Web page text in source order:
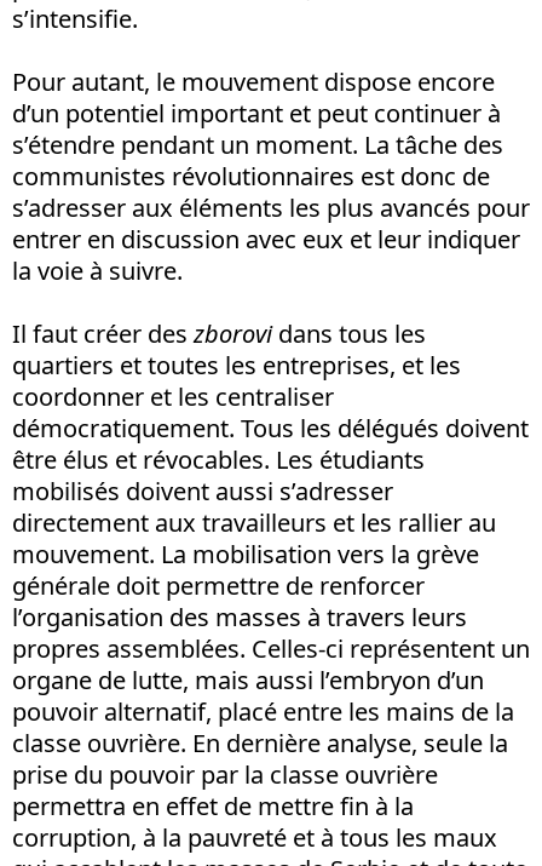
s’intensifie.
Pour autant, le mouvement dispose encore
d’un potentiel important et peut continuer à
s’étendre pendant un moment. La tâche des
communistes révolutionnaires est donc de
s’adresser aux éléments les plus avancés pour
entrer en discussion avec eux et leur indiquer
la voie à suivre.
Il faut créer deszborovidans tous les
quartiers et toutes les entreprises, et les
coordonner et les centraliser
démocratiquement. Tous les délégués doivent
être élus et révocables. Les étudiants
mobilisés doivent aussi s’adresser
directement aux travailleurs et les rallier au
mouvement. La mobilisation vers la grève
générale doit permettre de renforcer
l’organisation des masses à travers leurs
propres assemblées. Celles-ci représentent un
organe de lutte, mais aussi l’embryon d’un
pouvoir alternatif, placé entre les mains de la
classe ouvrière. En dernière analyse, seule la
prise du pouvoir par la classe ouvrière
permettra en effet de mettre fin à la
corruption, à la pauvreté et à tous les maux